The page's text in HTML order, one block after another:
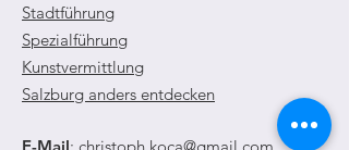
Stadtführung
Spezialführung
Kunstvermittlung
Salzburg anders entdecken